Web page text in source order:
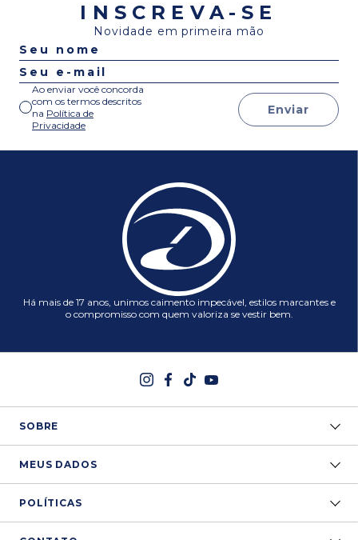
INSCREVA-SE
Novidade em primeira mão
Enviar
Ao enviar você concorda
com os termos descritos
na Política de
Privacidade
Há mais de 17 anos, unimos caimento impecável, estilos marcantes e
o compromisso com quem valoriza se vestir bem.
SOBRE
MEUS DADOS
POLÍTICAS